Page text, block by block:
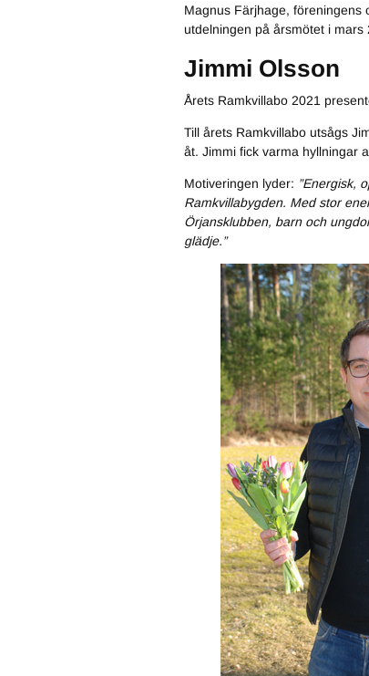
Magnus Färjhage, föreningens
utdelningen på årsmötet i mars
Jimmi Olsson
Årets Ramkvillabo 2021
Till årets Ramkvillabo utsågs
åt. Jimmi fick varma hyllningar
Motiveringen lyder: ”Energisk,
Ramkvillabygden. Med stor
Örjansklubben, barn och
glädje.”